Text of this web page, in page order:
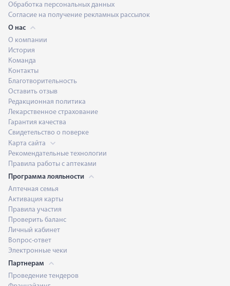
Обработка персональных данных
Согласие на получение рекламных рассылок
О нас
О компании
История
Команда
Контакты
Благотворительность
Оставить отзыв
Редакционная политика
Лекарственное страхование
Гарантия качества
Свидетельство о поверке
Карта сайта
Рекомендательные технологии
Правила работы с аптеками
Программа лояльности
Аптечная семья
Активация карты
Правила участия
Проверить баланс
Личный кабинет
Вопрос-ответ
Электронные чеки
Партнерам
Проведение тендеров